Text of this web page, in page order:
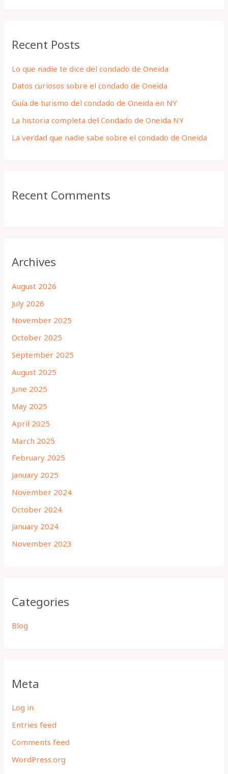
c
f
o
r
:
Recent Posts
Lo que nadie te dice del condado de Oneida
Datos curiosos sobre el condado de Oneida
Guía de turismo del condado de Oneida en NY
La historia completa del Condado de Oneida NY
La verdad que nadie sabe sobre el condado de Oneida
Recent Comments
Archives
August 2026
July 2026
November 2025
October 2025
September 2025
August 2025
June 2025
May 2025
April 2025
March 2025
February 2025
January 2025
November 2024
October 2024
January 2024
November 2023
Categories
Blog
Meta
Log in
Entries feed
Comments feed
WordPress.org